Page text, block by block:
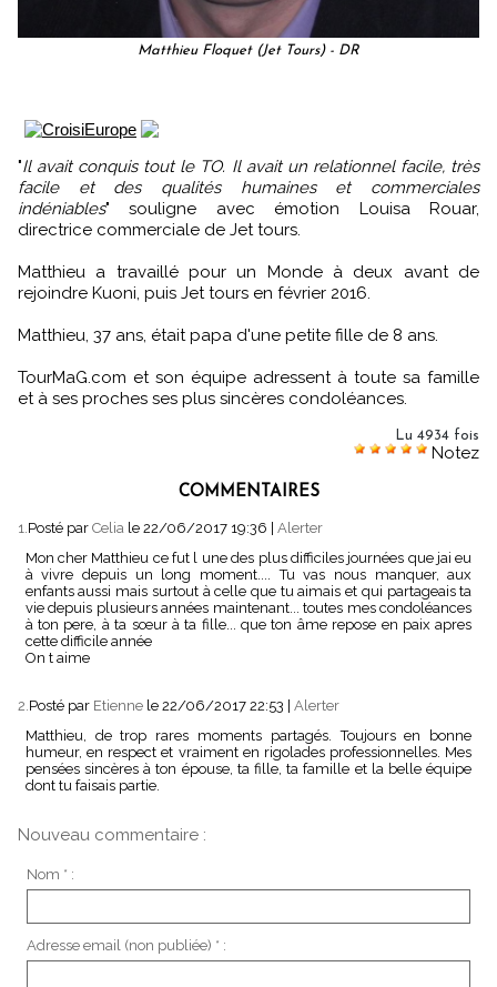
Matthieu Floquet (Jet Tours) - DR
"Il avait conquis tout le TO. Il avait un relationnel facile, très
facile et des qualités humaines et commerciales
indéniables" souligne avec émotion Louisa Rouar,
directrice commerciale de Jet tours.
Matthieu a travaillé pour un Monde à deux avant de
rejoindre Kuoni, puis Jet tours en février 2016.
Matthieu, 37 ans, était papa d'une petite fille de 8 ans.
TourMaG.com et son équipe adressent à toute sa famille
et à ses proches ses plus sincères condoléances.
Lu 4934 fois
Notez
COMMENTAIRES
1. Posté par Celia le 22/06/2017 19:36
Alerter
Mon cher Matthieu ce fut l une des plus difficiles journées que jai eu
à vivre depuis un long moment.... Tu vas nous manquer, aux
enfants aussi mais surtout à celle que tu aimais et qui partageais ta
vie depuis plusieurs années maintenant... toutes mes condoléances
à ton pere, à ta sœur à ta fille... que ton âme repose en paix apres
cette difficile année
On t aime
2.Posté par Etienne le 22/06/2017 22:53
Alerter
Matthieu, de trop rares moments partagés. Toujours en bonne
humeur, en respect et vraiment en rigolades professionnelles. Mes
pensées sincères à ton épouse, ta fille, ta famille et la belle équipe
dont tu faisais partie.
Nouveau commentaire :
Nom * :
Adresse email (non publiée) * :